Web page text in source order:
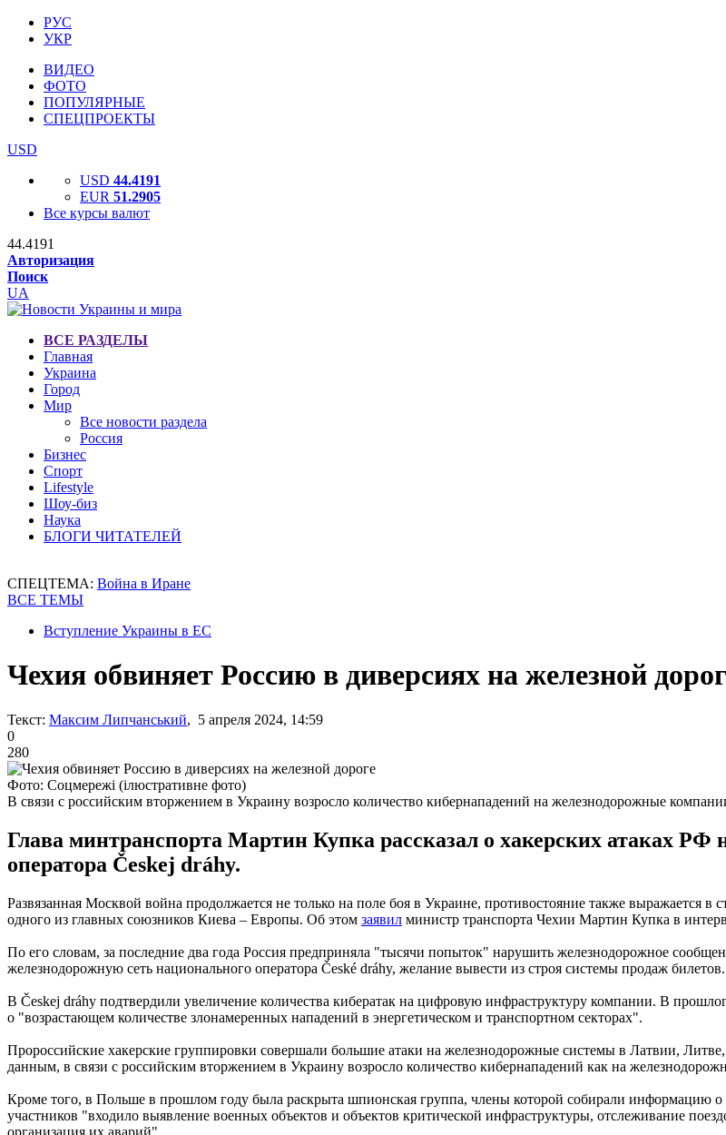
РУС
УКР
ВИДЕО
ФОТО
ПОПУЛЯРНЫЕ
СПЕЦПРОЕКТЫ
USD
USD 44.4191
EUR 51.2905
Все курсы валют
44.4191
Авторизация
Поиск
UA
ВСЕ РАЗДЕЛЫ
Главная
Украина
Город
Мир
Все новости раздела
Россия
Бизнес
Спорт
Lifestyle
Шоу-биз
Наука
БЛОГИ ЧИТАТЕЛЕЙ
СПЕЦТЕМА: Война в Иране
ВСЕ ТЕМЫ
Вступление Украины в ЕС
Чехия обвиняет Россию в диверсиях на железной
Текст: Максим Липчанський, 5 апреля 2024, 14:59
0
280
Фото: Соцмережі (ілюстративне фото)
В связи с российским вторжением в Украину возросло количество кибернападений на железнодорожные
Глава минтранспорта Мартин Купка рассказал о хакерских атаках РФ
оператора Českej dráhy.
Развязанная Москвой война продолжается не только на поле боя в Украине, противостояние также выражается в
одного из главных союзников Киева – Европы. Об этом заявил министр транспорта Чехии Мартин Купка в
По его словам, за последние два года Россия предприняла "тысячи попыток" нарушить железнодорожное
железнодорожную сеть национального оператора České dráhy, желание вывести из строя системы продаж билетов.
В Českej dráhy подтвердили увеличение количества кибератак на цифровую инфраструктуру компании. В
о "возрастающем количестве злонамеренных нападений в энергетическом и транспортном секторах".
Пророссийские хакерские группировки совершали большие атаки на железнодорожные системы в Латвии,
данным, в связи с российским вторжением в Украину возросло количество кибернападений как на
Кроме того, в Польше в прошлом году была раскрыта шпионская группа, члены которой собирали информацию
участников "входило выявление военных объектов и объектов критической инфраструктуры, отслеживание
организация их аварий".